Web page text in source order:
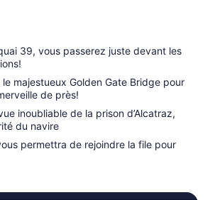
39, vous passerez juste devant les
majestueux Golden Gate Bridge pour
de près!
inoubliable de la prison d’Alcatraz,
du navire
permettra de rejoindre la file pour